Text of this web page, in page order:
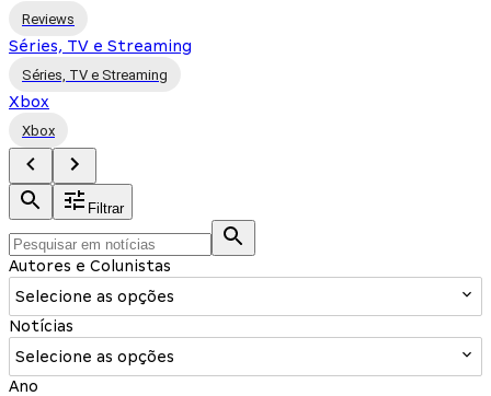
Reviews
Séries, TV e Streaming
Séries, TV e Streaming
Xbox
Xbox
Filtrar
Autores e Colunistas
Selecione as opções
Notícias
Selecione as opções
Ano